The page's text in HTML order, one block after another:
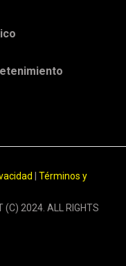
Términos y
(C) 2024. ALL RIGHTS